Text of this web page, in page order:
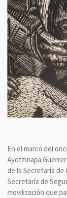
En el marco del
Ayotzinapa
de la Secretaría de
Secretaría de
movilización que